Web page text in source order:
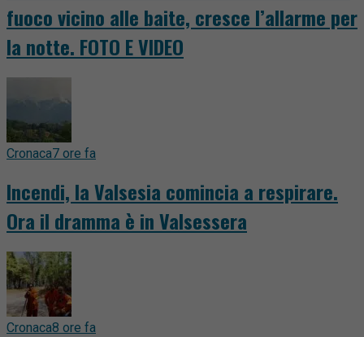
fuoco vicino alle baite, cresce l’allarme per
la notte. FOTO E VIDEO
Cronaca7 ore fa
Incendi, la Valsesia comincia a respirare.
Ora il dramma è in Valsessera
Cronaca8 ore fa